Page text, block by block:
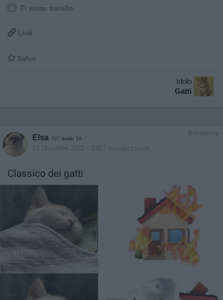
Ti stimo fratello
 Link
 Salva
Idolo
Gatti
Bestiaccia
Elsa livello 10
13 Dicembre 2021 - 3.027 visualizzazioni